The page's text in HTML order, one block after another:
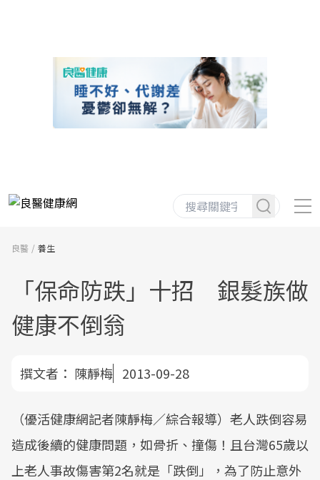
良醫 養生
「保命防跌」十招 銀髮族做
健康不倒翁
撰文者： 陳靜梅 2013-09-28
（優活健康網記者陳靜梅／綜合報導）老人跌倒容易
造成後續的健康問題，如骨折、撞傷！且台灣65歲以
上老人事故傷害第2名就是「跌倒」，為了防止意外